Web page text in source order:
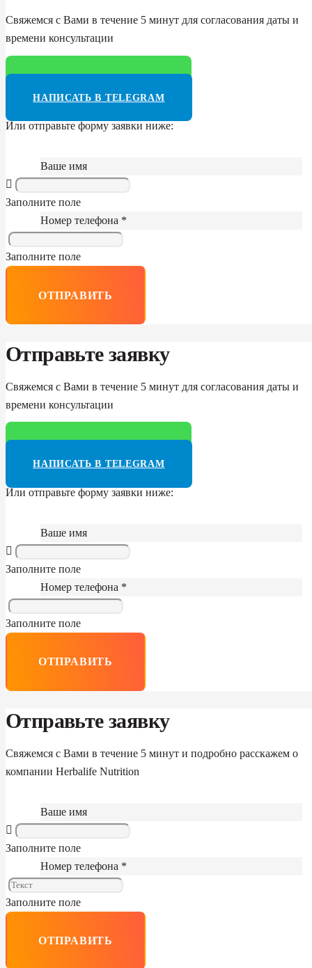
Свяжемся с Вами в течение 5 минут для согласования даты и
времени консультации
НАПИСАТЬ В TELEGRAM
Или отправьте форму заявки ниже:
Ваше имя
Заполните поле
Номер телефона *
Заполните поле
ОТПРАВИТЬ
Отправьте заявку
Свяжемся с Вами в течение 5 минут для согласования даты и
времени консультации
НАПИСАТЬ В TELEGRAM
Или отправьте форму заявки ниже:
Ваше имя
Заполните поле
Номер телефона *
Заполните поле
ОТПРАВИТЬ
Отправьте заявку
Свяжемся с Вами в течение 5 минут и подробно расскажем о
компании Herbalife Nutrition
Ваше имя
Заполните поле
Номер телефона *
Заполните поле
ОТПРАВИТЬ